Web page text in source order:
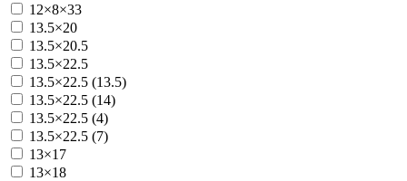
12×8×33
13.5×20
13.5×20.5
13.5×22.5
13.5×22.5 (13.5)
13.5×22.5 (14)
13.5×22.5 (4)
13.5×22.5 (7)
13×17
13×18